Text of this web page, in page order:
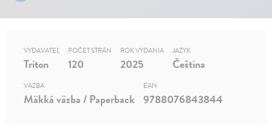
VYDAVATEĽ
Triton
POČET STRÁN
120
ROK VYDANIA
2025
JAZYK
Čeština
VÄZBA
Mäkká väzba / Paperback
EAN
9788076843844